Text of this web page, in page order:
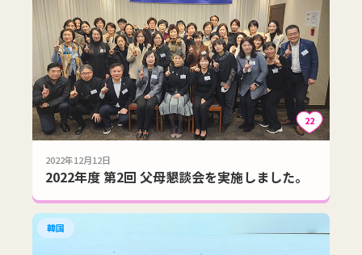
22
2022年12月12日
2022年度 第2回 父母懇談会を実施しました。
韓国